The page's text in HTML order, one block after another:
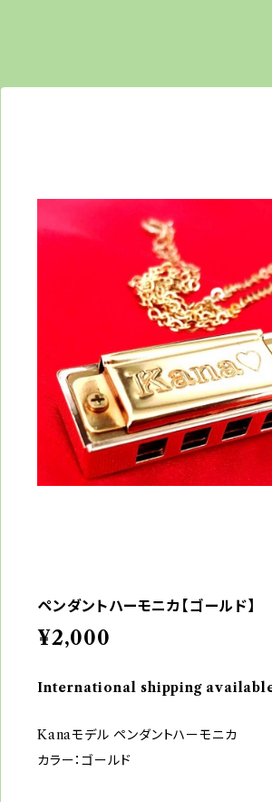
ペンダントハーモニカ【ゴールド】
¥2,000
International shipping
Kanaモデル ペンダントハーモニカ
カラー：ゴールド